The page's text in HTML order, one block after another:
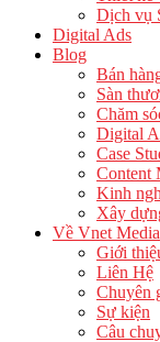
Dịch vụ
Digital Ads
Blog
Bán
Sàn
Chăm
Digital
Case
Content
Kinh
Xây
Về Vnet Media
Giới
Liên Hệ
Chuyên
Sự kiện
Câu